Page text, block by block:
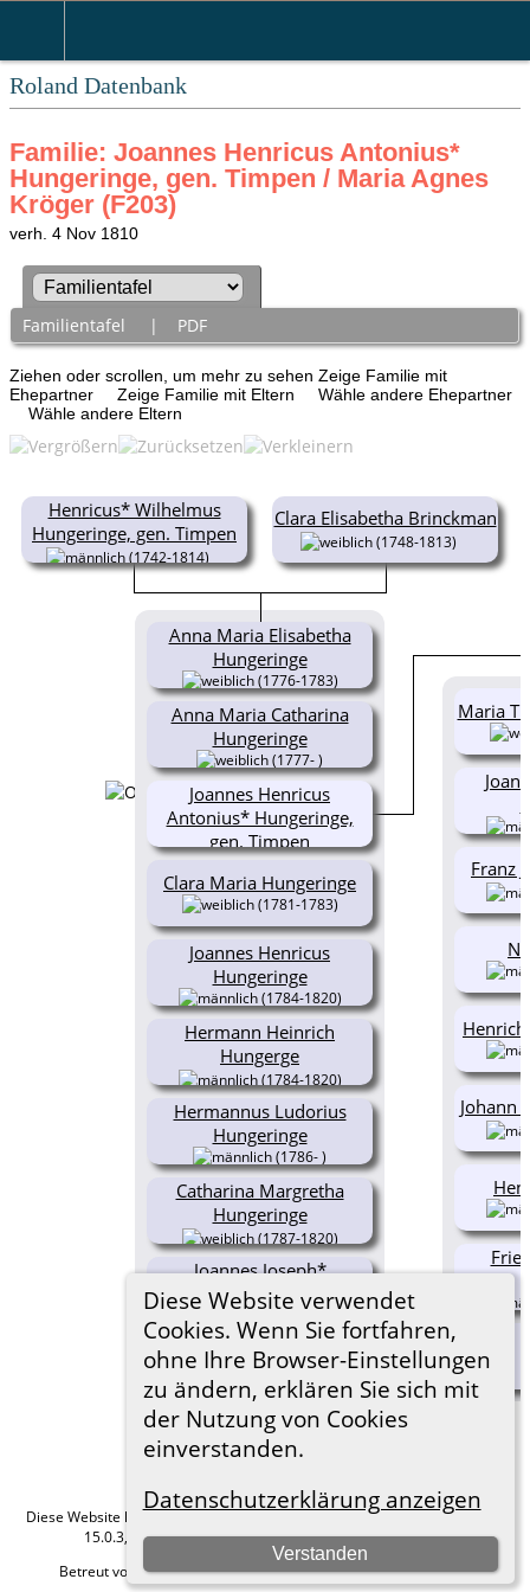
Roland Datenbank
Diese Website verwendet
Cookies. Wenn Sie fortfahren,
ohne Ihre Browser-Einstellungen
zu ändern, erklären Sie sich mit
der Nutzung von Cookies
einverstanden.
Datenschutzerklärung anzeigen
Verstanden
Familie: Joannes Henricus Antonius*
Hungeringe, gen. Timpen / Maria Agnes
Kröger (F203)
verh. 4 Nov 1810
Familientafel | PDF
Ziehen oder scrollen, um mehr zu sehen Zeige Familie mit
Ehepartner
Zeige Familie mit Eltern
Wähle andere Ehepartner
Wähle andere Eltern
Henricus* Wilhelmus
Hungeringe, gen. Timpen
(1742-1814)
Clara Elisabetha Brinckman
(1748-1813)
Anna Maria Elisabetha
Hungeringe
(1776-1783)
Anna Maria Catharina
Hungeringe
(1777- )
Clara Maria Hungeringe
(1781-1783)
Joannes Henricus
Hungeringe
(1784-1820)
Hermann Heinrich
Hungerge
(1784-1820)
Hermannus Ludorius
Hungeringe
(1786- )
Catharina Margretha
Hungeringe
(1787-1820)
Joannes Joseph*
Hungeringe
(1790-1812)
Anna Maria Rosa Theresia
Hungeringe
(1792-1798)
Joannes Henricus
Antonius* Hungeringe,
gen. Timpen
Maria
Franz
Johann
Diese Website läuft mitThe Next Generation of Genealogy Sitebuilding
15.0.3, programmiert von Darrin Lythgoe © 2001-2026.
Betreut von
Roland zu Dortmund e.V.. |Datenschutzerklärung.